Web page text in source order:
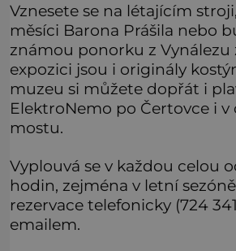
Vznesete se na létajícím
měsíci Barona Prášila nebo
známou ponorku z Vynálezu
expozici jsou i originály
muzeu si můžete dopřát i
ElektroNemo po Čertovce i v
mostu.
Vyplouvá se v každou celou
hodin, zejména v letní
rezervace telefonicky (724
emailem.